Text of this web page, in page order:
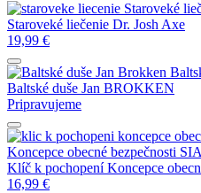
Staroveké
Staroveké liečenie Dr. Josh Axe
19,99 €
Baltské duše Jan BROKKEN
Pripravujeme
Koncepce obecné bezpečnosti
Klíč k pochopení Koncepce
16,99 €